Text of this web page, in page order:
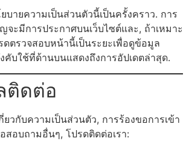
บายความเป็นส่วนตัวนี้เป็นครั้งคราว. การ
จะมีการประกาศบนเว็บไซต์และ, ถ้าเหมาะ
ดตรวจสอบหน้านี้เป็นระยะเพื่อดูข้อมูล
คับใช้ที่ด้านบนแสดงถึงการอัปเดตล่าสุด.
ติดต่อ
วกับความเป็นส่วนตัว, การร้องขอการเข้า
สอบถามอื่นๆ, โปรดติดต่อเรา: